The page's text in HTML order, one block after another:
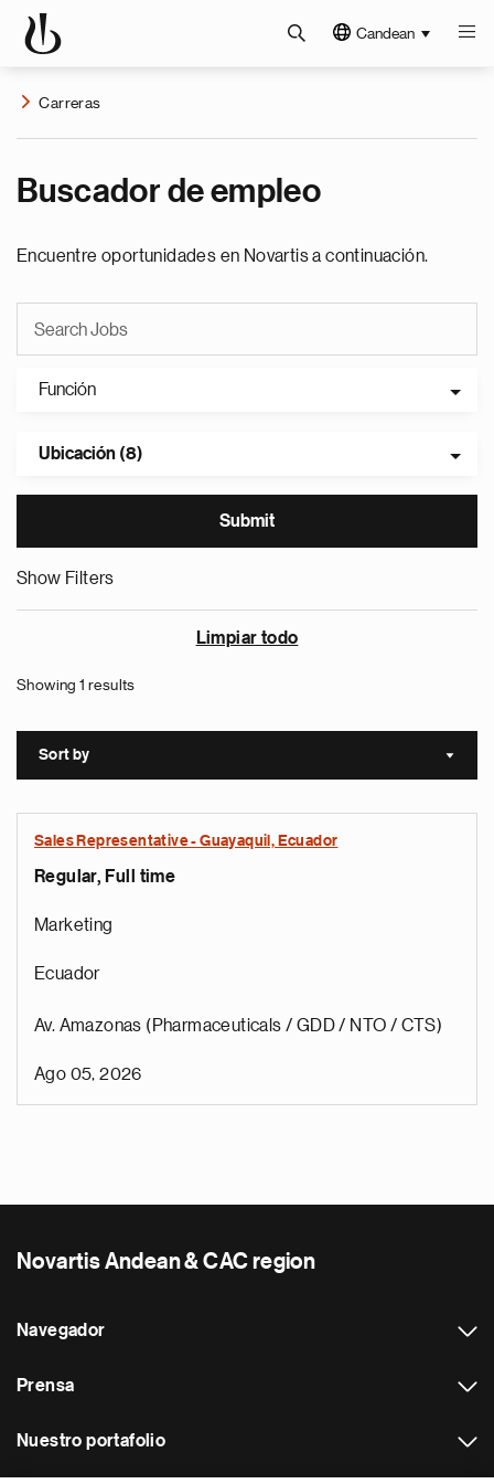
Candean
Carreras
Buscador de empleo
Encuentre oportunidades en Novartis a continuación.
Función
Ubicación (8)
Show Filters
Limpiar todo
Showing 1 results
Sort by Sort
Sales Representative - Guayaquil, Ecuador
Regular, Full time
Marketing
Ecuador
Av. Amazonas (Pharmaceuticals / GDD / NTO / CTS)
Ago 05, 2026
Novartis Andean & CAC region
Navegador
Prensa
Nuestro portafolio